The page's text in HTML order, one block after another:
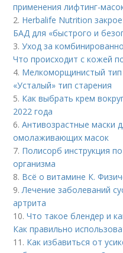
применения лифтинг-
2. Herbalife Nutrition
БАД для «быстрого и
3.Уход за
Что происходит с кожей
4. Мелкоморщинистый тип
«Усталый» тип старения
5. Как выбрать крем
2022 года
6.Антивозрастные маски
омолаживающих масок
7. Полисорб инструкция
организма
8. Всё о витамине К.
9.Лечение заболеваний
артрита
10.Что такое блендер и
Как правильно
11. Как избавиться от